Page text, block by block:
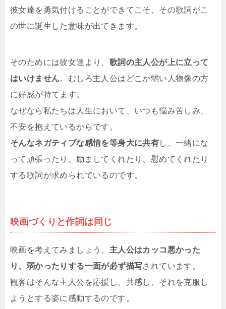
彼女達を勇気付けることができてこそ、その歌詞がこ
の世に誕生した意味が出てきます。
そのためには彼女達より、 歌詞の主人公が上に立って
はいけません。むしろ主人公はどこか弱い人物像の方
に好感が持てます。
なぜなら私たちは人生において、いつも悩み苦しみ、
不安を抱えているからです。
そんなネガティブな感情を等身大に共有し、一緒にな
って頑張ったり、励ましてくれたり、慰めてくれたり
する歌詞が求められているのです。
映画づくりと作詞は同じ
映画を考えてみましょう。 主人公はカッコ悪かった
り、弱かったりする一面が必ず描写されています。
観客はそんな主人公を応援し、共感し、それを克服し
ようとする姿に感動するのです。